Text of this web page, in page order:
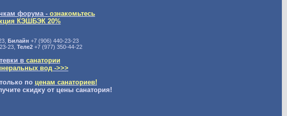
форума - ознакомьтесь
КЭШБЭК 20%
Билайн +7 (906) 440-23-23
23, Теле2+7 (977) 350-44-22
в санатории
вод ->>>
по ценам санаториев!
скидку от цены санатория!